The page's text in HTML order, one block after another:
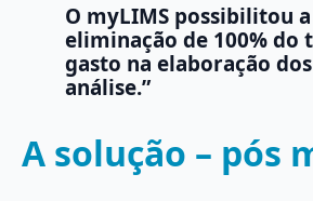
O myLIMS possibilitou a
eliminação de 100% do
gasto na elaboração
análise.”
A solução – pós